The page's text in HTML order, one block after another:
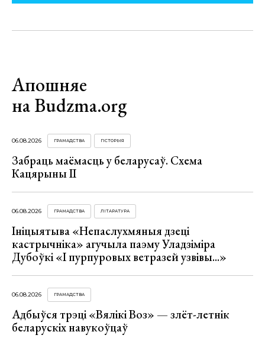
Апошняе
на Budzma.org
06.08.2026 ГРАМАДСТВА ГІСТОРЫЯ
Забраць маёмасць у беларусаў. Схема
Кацярыны ІІ
06.08.2026 ГРАМАДСТВА ЛІТАРАТУРА
Ініцыятыва «Непаслухмяныя дзеці
кастрычніка» агучыла паэму Уладзіміра
Дубоўкі «І пурпуровых ветразей узвівы...»
06.08.2026 ГРАМАДСТВА
Адбыўся трэці «Вялікі Воз» — злёт-летнік
беларускіх навукоўцаў